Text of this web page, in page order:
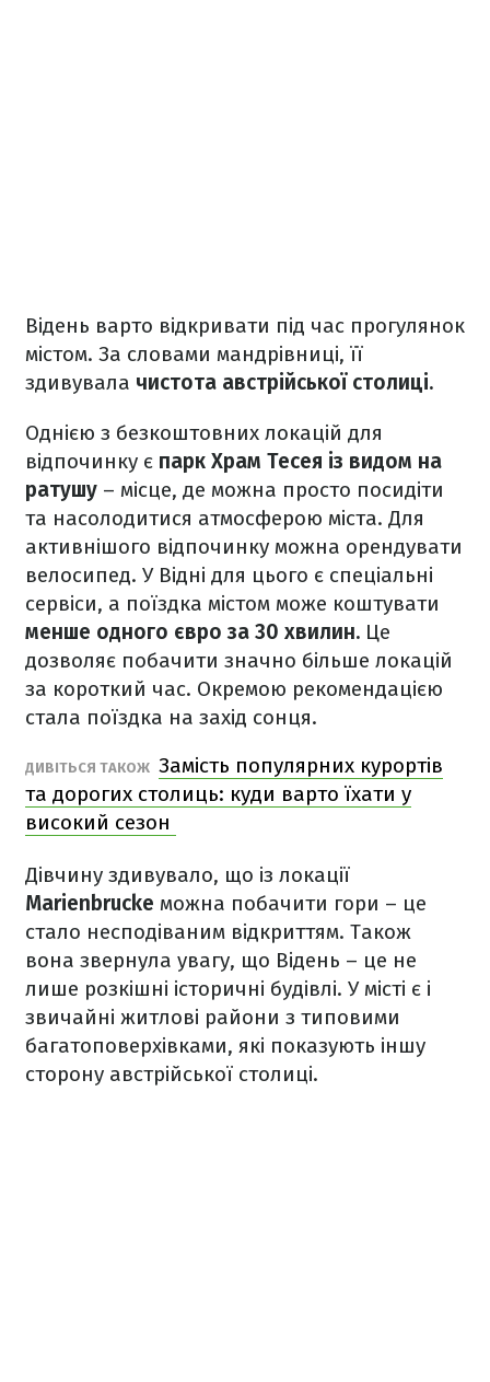
Відень варто відкривати під час прогулянок
містом. За словами мандрівниці, її
здивувала чистота австрійської столиці.
Однією з безкоштовних локацій для
відпочинку є парк Храм Тесея із видом на
ратушу – місце, де можна просто посидіти
та насолодитися атмосферою міста. Для
активнішого відпочинку можна орендувати
велосипед. У Відні для цього є спеціальні
сервіси, а поїздка містом може коштувати
менше одного євро за 30 хвилин. Це
дозволяє побачити значно більше локацій
за короткий час. Окремою рекомендацією
стала поїздка на захід сонця.
ДИВІТЬСЯ ТАКОЖ Замість популярних курортів
та дорогих столиць: куди варто їхати у
високий сезон
Дівчину здивувало, що із локації
Marienbrucke можна побачити гори – це
стало несподіваним відкриттям. Також
вона звернула увагу, що Відень – це не
лише розкішні історичні будівлі. У місті є і
звичайні житлові райони з типовими
багатоповерхівками, які показують іншу
сторону австрійської столиці.